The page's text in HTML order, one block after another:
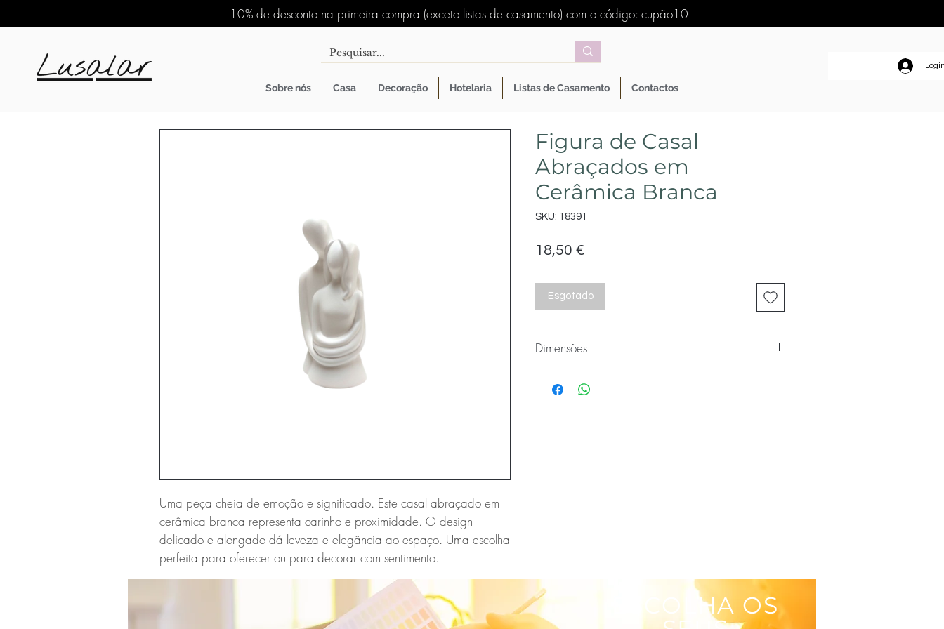
10% de desconto na primeira compra (exceto listas de casamento) com o código: cupão10
Uma peça cheia de emoção e significado. Este casal abraçado em
cerâmica branca representa carinho e proximidade. O design
delicado e alongado dá leveza e elegância ao espaço. Uma escolha
perfeita para oferecer ou para decorar com sentimento.
Figura de Casal
Abraçados em
Cerâmica Branca
SKU: 18391
18,50 €
Esgotado
Dimensões
Largura: 12cm
ESCOLHA OS
Sobre nós Casa Decoração Hotelaria Listas de Casamento Contactos